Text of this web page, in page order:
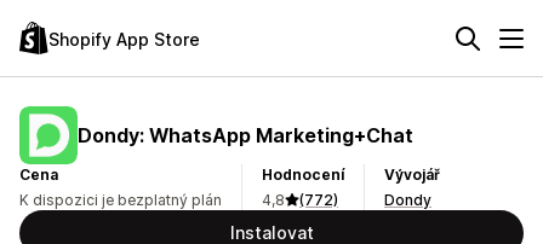
Shopify App Store
Dondy: WhatsApp Marketing+Chat
Cena
K dispozici je bezplatný plán
Hodnocení
4,8
(772)
Vývojář
Dondy
Instalovat